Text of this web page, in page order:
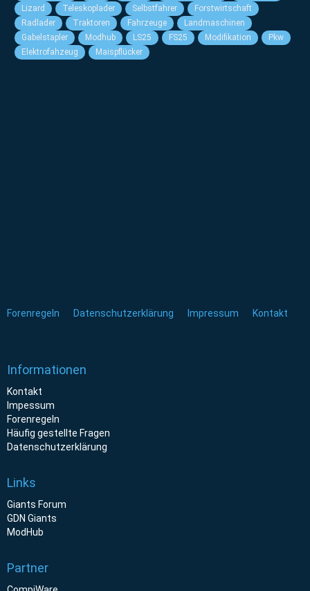
Lizard
Teleskoplader Selbstfahrer
Forstwirtschaft
Radlader
Traktoren Fahrzeuge
Landmaschinen
Gabelstapler
Modhub LS25 FS25 Modifikation
Pkw
Elektrofahzeug
Maispflücker
Forenregeln Datenschutzerklärung Impressum Kontakt
Informationen
Kontakt
Impessum
Forenregeln
Häufig gestellte Fragen
Datenschutzerklärung
Links
Giants Forum
GDN Giants
ModHub
Partner